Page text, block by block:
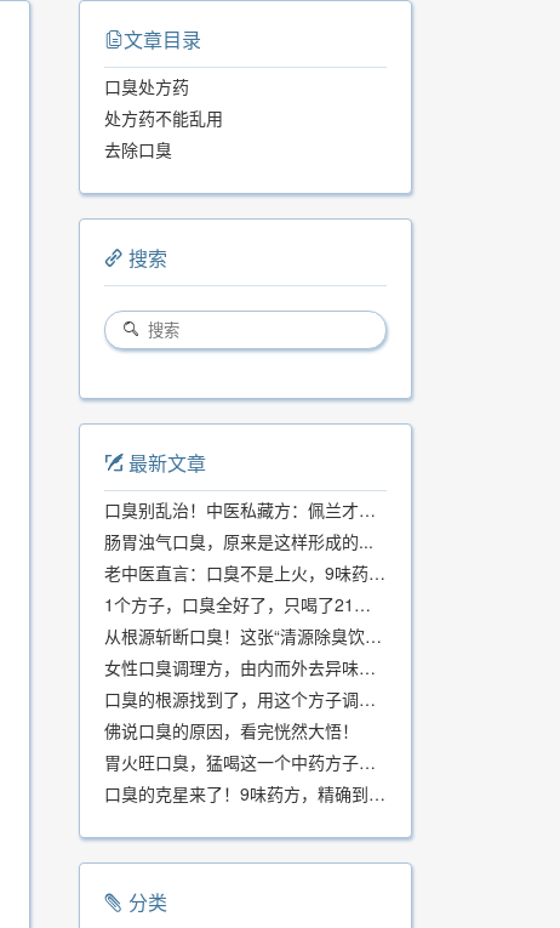
文章目录
口臭处方药
处方药不能乱用
去除口臭
搜索
最新文章
口臭别乱治！中医私藏方：佩兰才是口气克星，喝一周就清爽
肠胃浊气口臭，原来是这样形成的...
老中医直言：口臭不是上火，9味药食同源方，21天根除不反复
1个方子，口臭全好了，只喝了21天！
从根源斩断口臭！这张“清源除臭饮”方子，我用了几十年，效果真不错
女性口臭调理方，由内而外去异味，女性体质专用！
口臭的根源找到了，用这个方子调理，21天口吐芬芳！
佛说口臭的原因，看完恍然大悟！
胃火旺口臭，猛喝这一个中药方子就好了！
口臭的克星来了！9味药方，精确到克、药食同源、安全有效，速看！
分类